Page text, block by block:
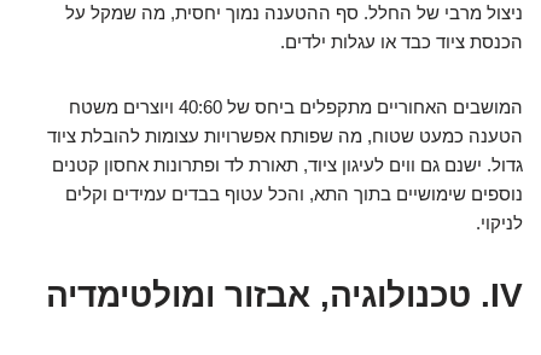
ניצול מרבי של החלל. סף ההטענה נמוך יחסית, מה שמקל על
הכנסת ציוד כבד או עגלות ילדים.
המושבים האחוריים מתקפלים ביחס של 40:60 ויוצרים משטח
הטענה כמעט שטוח, מה שפותח אפשרויות עצומות להובלת ציוד
גדול. ישנם גם ווים לעיגון ציוד, תאורת לד ופתרונות אחסון קטנים
נוספים שימושיים בתוך התא, והכל עטוף בבדים עמידים וקלים
לניקוי.
IV. טכנולוגיה, אבזור ומולטימדיה